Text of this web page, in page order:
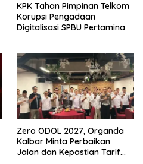
KPK Tahan Pimpinan Telkom
Korupsi Pengadaan
Digitalisasi SPBU Pertamina
Zero ODOL 2027, Organda
Kalbar Minta Perbaikan
Jalan dan Kepastian Tarif